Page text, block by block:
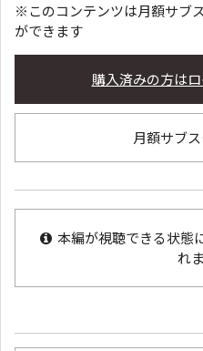
※このコンテンツは月額サブ
ができます
購入済みの方は
月額サブ
本編が視聴できる状態
れ